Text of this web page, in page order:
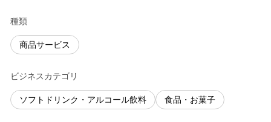
種類
商品サービス
ビジネスカテゴリ
ソフトドリンク・アルコール飲料 食品・お菓子